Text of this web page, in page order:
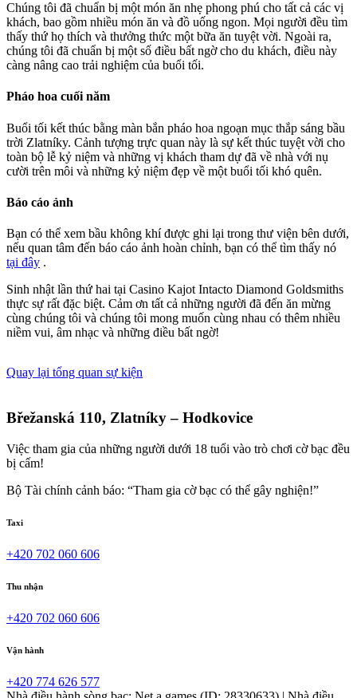
Chúng tôi đã chuẩn bị một món ăn nhẹ phong phú cho tất cả các vị
khách, bao gồm nhiều món ăn và đồ uống ngon. Mọi người đều tìm
thấy thứ họ thích và thưởng thức một bữa ăn tuyệt vời. Ngoài ra,
chúng tôi đã chuẩn bị một số điều bất ngờ cho du khách, điều này
càng nâng cao trải nghiệm của buổi tối.
Pháo hoa cuối năm
Buổi tối kết thúc bằng màn bắn pháo hoa ngoạn mục thắp sáng bầu
trời Zlatníky. Cảnh tượng trực quan này là sự kết thúc tuyệt vời cho
toàn bộ lễ kỷ niệm và những vị khách tham dự đã về nhà với nụ
cười trên môi và những kỷ niệm đẹp về một buổi tối khó quên.
Báo cáo ảnh
Bạn có thể xem bầu không khí được ghi lại trong thư viện bên dưới,
nếu quan tâm đến báo cáo ảnh hoàn chỉnh, bạn có thể tìm thấy nó
tại đây .
Sinh nhật lần thứ hai tại Casino Kajot Intacto Diamond Goldsmiths
thực sự rất đặc biệt. Cảm ơn tất cả những người đã đến ăn mừng
cùng chúng tôi và chúng tôi mong muốn cùng nhau có thêm nhiều
niềm vui, âm nhạc và những điều bất ngờ!
Quay lại tổng quan sự kiện
Břežanská 110, Zlatníky – Hodkovice
Việc tham gia của những người dưới 18 tuổi vào trò chơi cờ bạc đều
bị cấm!
Bộ Tài chính cảnh báo: “Tham gia cờ bạc có thể gây nghiện!”
Taxi
+420 702 060 606
Thu nhận
+420 702 060 606
Vận hành
+420 774 626 577